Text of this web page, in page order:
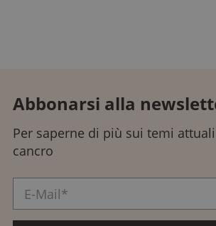
Abbonarsi alla
Per saperne di più sui temi
cancro